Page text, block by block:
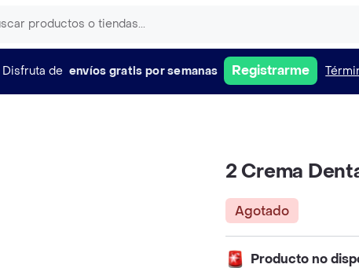
Disfruta de envíos gratis por semanas Registrarme
2 Crema
Agotado
Producto no